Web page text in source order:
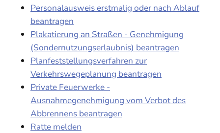
Personalausweis erstmalig oder nach Ablauf
beantragen
Plakatierung an Straßen - Genehmigung
(Sondernutzungserlaubnis) beantragen
Planfeststellungsverfahren zur
Verkehrswegeplanung beantragen
Private Feuerwerke -
Ausnahmegenehmigung vom Verbot des
Abbrennens beantragen
Ratte melden